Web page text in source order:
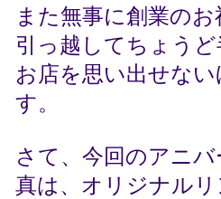
また無事に創業の
引っ越してちょう
お店を思い出せな
す。
さて、今回のアニ
真は、オリジナル